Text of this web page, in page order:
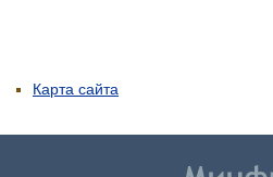
Карта сайта